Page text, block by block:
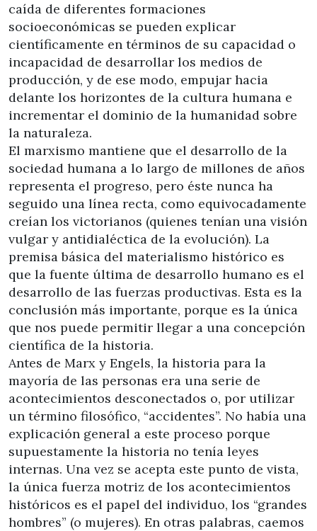
caída de diferentes formaciones
socioeconómicas se pueden explicar
científicamente en términos de su capacidad o
incapacidad de desarrollar los medios de
producción, y de ese modo, empujar hacia
delante los horizontes de la cultura humana e
incrementar el dominio de la humanidad sobre
la naturaleza.
El marxismo mantiene que el desarrollo de la
sociedad humana a lo largo de millones de años
representa el progreso, pero éste nunca ha
seguido una línea recta, como equivocadamente
creían los victorianos (quienes tenían una visión
vulgar y antidialéctica de la evolución). La
premisa básica del materialismo histórico es
que la fuente última de desarrollo humano es el
desarrollo de las fuerzas productivas. Esta es la
conclusión más importante, porque es la única
que nos puede permitir llegar a una concepción
científica de la historia.
Antes de Marx y Engels, la historia para la
mayoría de las personas era una serie de
acontecimientos desconectados o, por utilizar
un término filosófico, “accidentes”. No había una
explicación general a este proceso porque
supuestamente la historia no tenía leyes
internas. Una vez se acepta este punto de vista,
la única fuerza motriz de los acontecimientos
históricos es el papel del individuo, los “grandes
hombres” (o mujeres). En otras palabras, caemos